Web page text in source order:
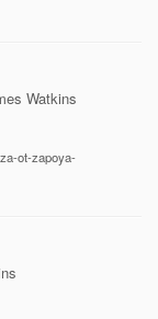
Watkins
ot-zapoya-